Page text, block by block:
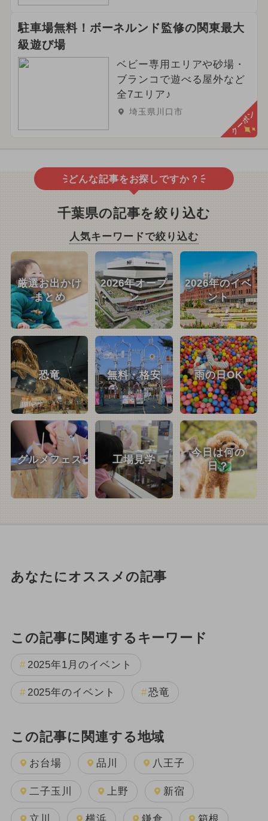
駐車場無料！ボーネルンド監修の関東最大
級遊び場
ベビー専用エリアや砂場・
ブランコで遊べる屋外など
全7エリア♪
埼玉県川口市 クーポン
どんな記事をお探しですか？
千葉県の記事を絞り込む
人気キーワードで絞り込む
厳選お出かけ
まとめ
2026年オープ
ン
2026年のイベ
ント
恐竜 無料・格安 雨の日OK
グルメフェス 工場見学
今日は何の
日？
あなたにオススメの記事
この記事に関連するキーワード
2025年1月のイベント
2025年のイベント 恐竜
この記事に関連する地域
お台場 品川 八王子
二子玉川 上野 新宿